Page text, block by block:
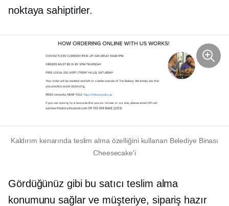
noktaya sahiptirler.
Kaldırım kenarında teslim alma özelliğini kullanan Belediye Binası
Cheesecake'i
Gördüğünüz gibi bu satıcı teslim alma
konumunu sağlar ve müşteriye, sipariş hazır